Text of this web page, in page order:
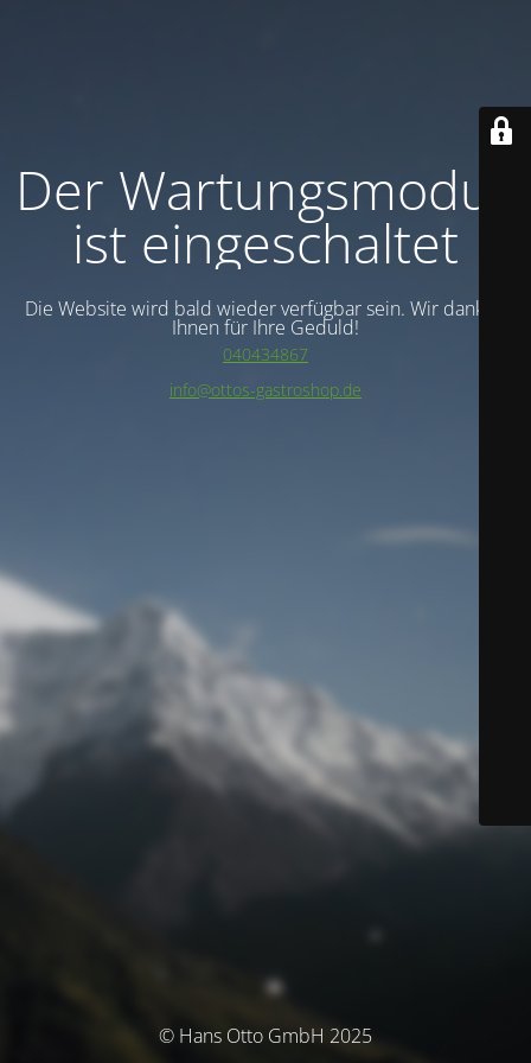
Der Wartungsmodus
ist eingeschaltet
Die Website wird bald wieder verfügbar sein. Wir danken
Ihnen für Ihre Geduld!
040434867
info@ottos-gastroshop.de
© Hans Otto GmbH 2025